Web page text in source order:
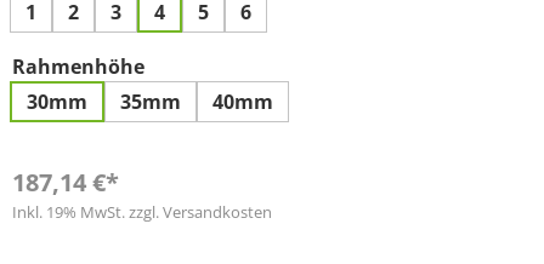
1
2 3 4 5 6
Rahmenhöheauswählen
30mm
35mm 40mm
187,14 €*
Inkl. 19% MwSt. zzgl. Versandkosten